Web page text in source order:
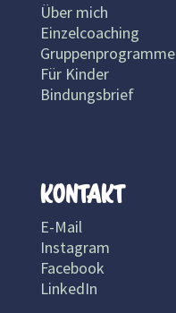
Über mich
Einzelcoaching
Gruppenprogramme
Für Kinder
Bindungsbrief
KONTAKT
E-Mail
Instagram
Facebook
LinkedIn